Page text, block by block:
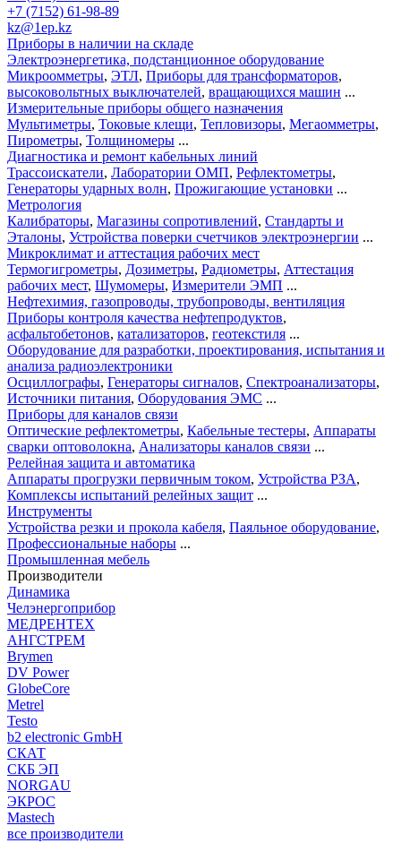
+7 (7152) 61-98-89
kz@1ep.kz
Приборы в наличии на складе
Электроэнергетика, подстанционное оборудование
Микроомметры, ЭТЛ, Приборы для трансформаторов,
высоковольтных выключателей, вращающихся машин ...
Измерительные приборы общего назначения
Мультиметры, Токовые клещи, Тепловизоры, Мегаомметры,
Пирометры, Толщиномеры ...
Диагностика и ремонт кабельных линий
Трассоискатели, Лаборатории ОМП, Рефлектометры,
Генераторы ударных волн, Прожигающие установки ...
Метрология
Калибраторы, Магазины сопротивлений, Стандарты и
Эталоны, Устройства поверки счетчиков электроэнергии ...
Микроклимат и аттестация рабочих мест
Термогигрометры, Дозиметры, Радиометры, Аттестация
рабочих мест, Шумомеры, Измерители ЭМП ...
Нефтехимия, газопроводы, трубопроводы, вентиляция
Приборы контроля качества нефтепродуктов,
асфальтобетонов, катализаторов, геотекстиля ...
Оборудование для разработки, проектирования, испытания и
анализа радиоэлектроники
Осциллографы, Генераторы сигналов, Спектроанализаторы,
Источники питания, Оборудования ЭМС ...
Приборы для каналов связи
Оптические рефлектометры, Кабельные тестеры, Аппараты
сварки оптоволокна, Анализаторы каналов связи ...
Релейная защита и автоматика
Аппараты прогрузки первичным током, Устройства РЗА,
Комплексы испытаний релейных защит ...
Инструменты
Устройства резки и прокола кабеля, Паяльное оборудование,
Профессиональные наборы ...
Промышленная мебель
Производители
Динамика
Челэнергоприбор
МЕДРЕНТЕХ
АНГСТРЕМ
Brymen
DV Power
GlobeCore
Metrel
Testo
b2 electronic GmbH
СКАТ
СКБ ЭП
NORGAU
ЭКРОС
Mastech
все производители